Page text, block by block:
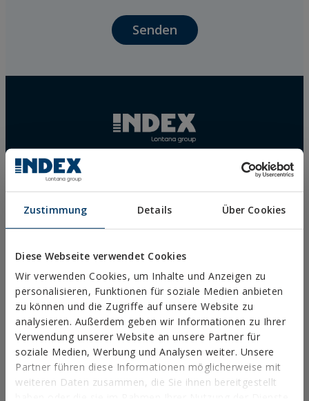
Zustimmung Details Über Cookies
Diese Webseite verwendet Cookies
Wir verwenden Cookies, um Inhalte und Anzeigen zu
personalisieren, Funktionen für soziale Medien anbieten
zu können und die Zugriffe auf unsere Website zu
analysieren. Außerdem geben wir Informationen zu Ihrer
Verwendung unserer Website an unsere Partner für
soziale Medien, Werbung und Analysen weiter. Unsere
Partner führen diese Informationen möglicherweise mit
weiteren Daten zusammen, die Sie ihnen bereitgestellt
The data in our files are strictly confidential and shall be treated with the utmost
confidentiality and shall comply with all the requirements provided for the General
Data Protection Regulation (GDPR) 2016.
encrypted. Should these details be sent, it is done so under your sole responsibility.
Portalada II | c/ Segador 13, 26006 | Logroño (La Rioja).
Senden
Técnicas Expansivas S.L.
CIF: B-26220491
P. I. La Portalada II, C/ Segador, 13
AANBEVOLEN
LANDWIRTSCHAFT
GASBETRIEBENES
BEFESTIGUNG
METALLANKER FÜR BETON
BEFESTIGUNGEN FÜR
SOLARMODULE
DACH-UND
FASSADENSCHRAUBEN
HOLZSCHRAUBEN
POLYURETHAN-SCHÄUME
HÄUFIG GESTELLTE FRAGEN